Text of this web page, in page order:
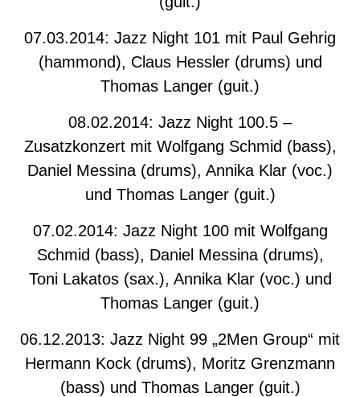
07.03.2014: Jazz Night 101 mit Paul Gehrig
(hammond), Claus Hessler (drums) und
Thomas Langer (guit.)
08.02.2014: Jazz Night 100.5 –
Zusatzkonzert mit Wolfgang Schmid (bass),
Daniel Messina (drums), Annika Klar (voc.)
und Thomas Langer (guit.)
07.02.2014: Jazz Night 100 mit Wolfgang
Schmid (bass), Daniel Messina (drums),
Toni Lakatos (sax.), Annika Klar (voc.) und
Thomas Langer (guit.)
06.12.2013: Jazz Night 99 „2Men Group“ mit
Hermann Kock (drums), Moritz Grenzmann
(bass) und Thomas Langer (guit.)